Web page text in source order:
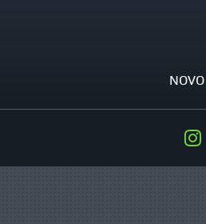
NOVO